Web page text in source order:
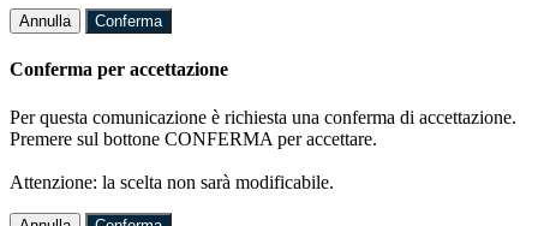
Annulla Conferma
Conferma per accettazione
Per questa comunicazione è richiesta una conferma di accettazione.
Premere sul bottone CONFERMA per accettare.
Attenzione: la scelta non sarà modificabile.